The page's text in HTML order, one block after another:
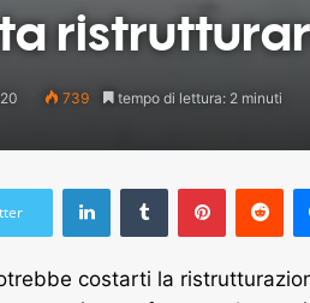
739 tempo di lettura: 2 minuti
LinkedInTumblr Pinterest
costarti la